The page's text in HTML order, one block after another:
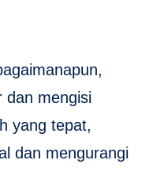
dan mengisi
yang tepat,
dan mengurangi